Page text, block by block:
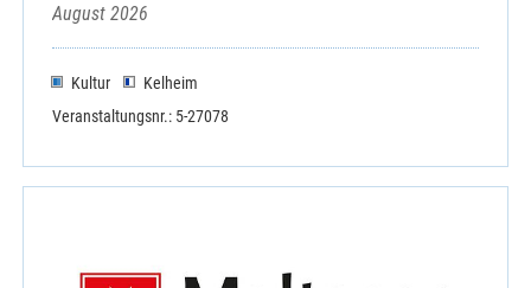
August 2026
Kultur
Kelheim
Veranstaltungsnr.: 5-27078